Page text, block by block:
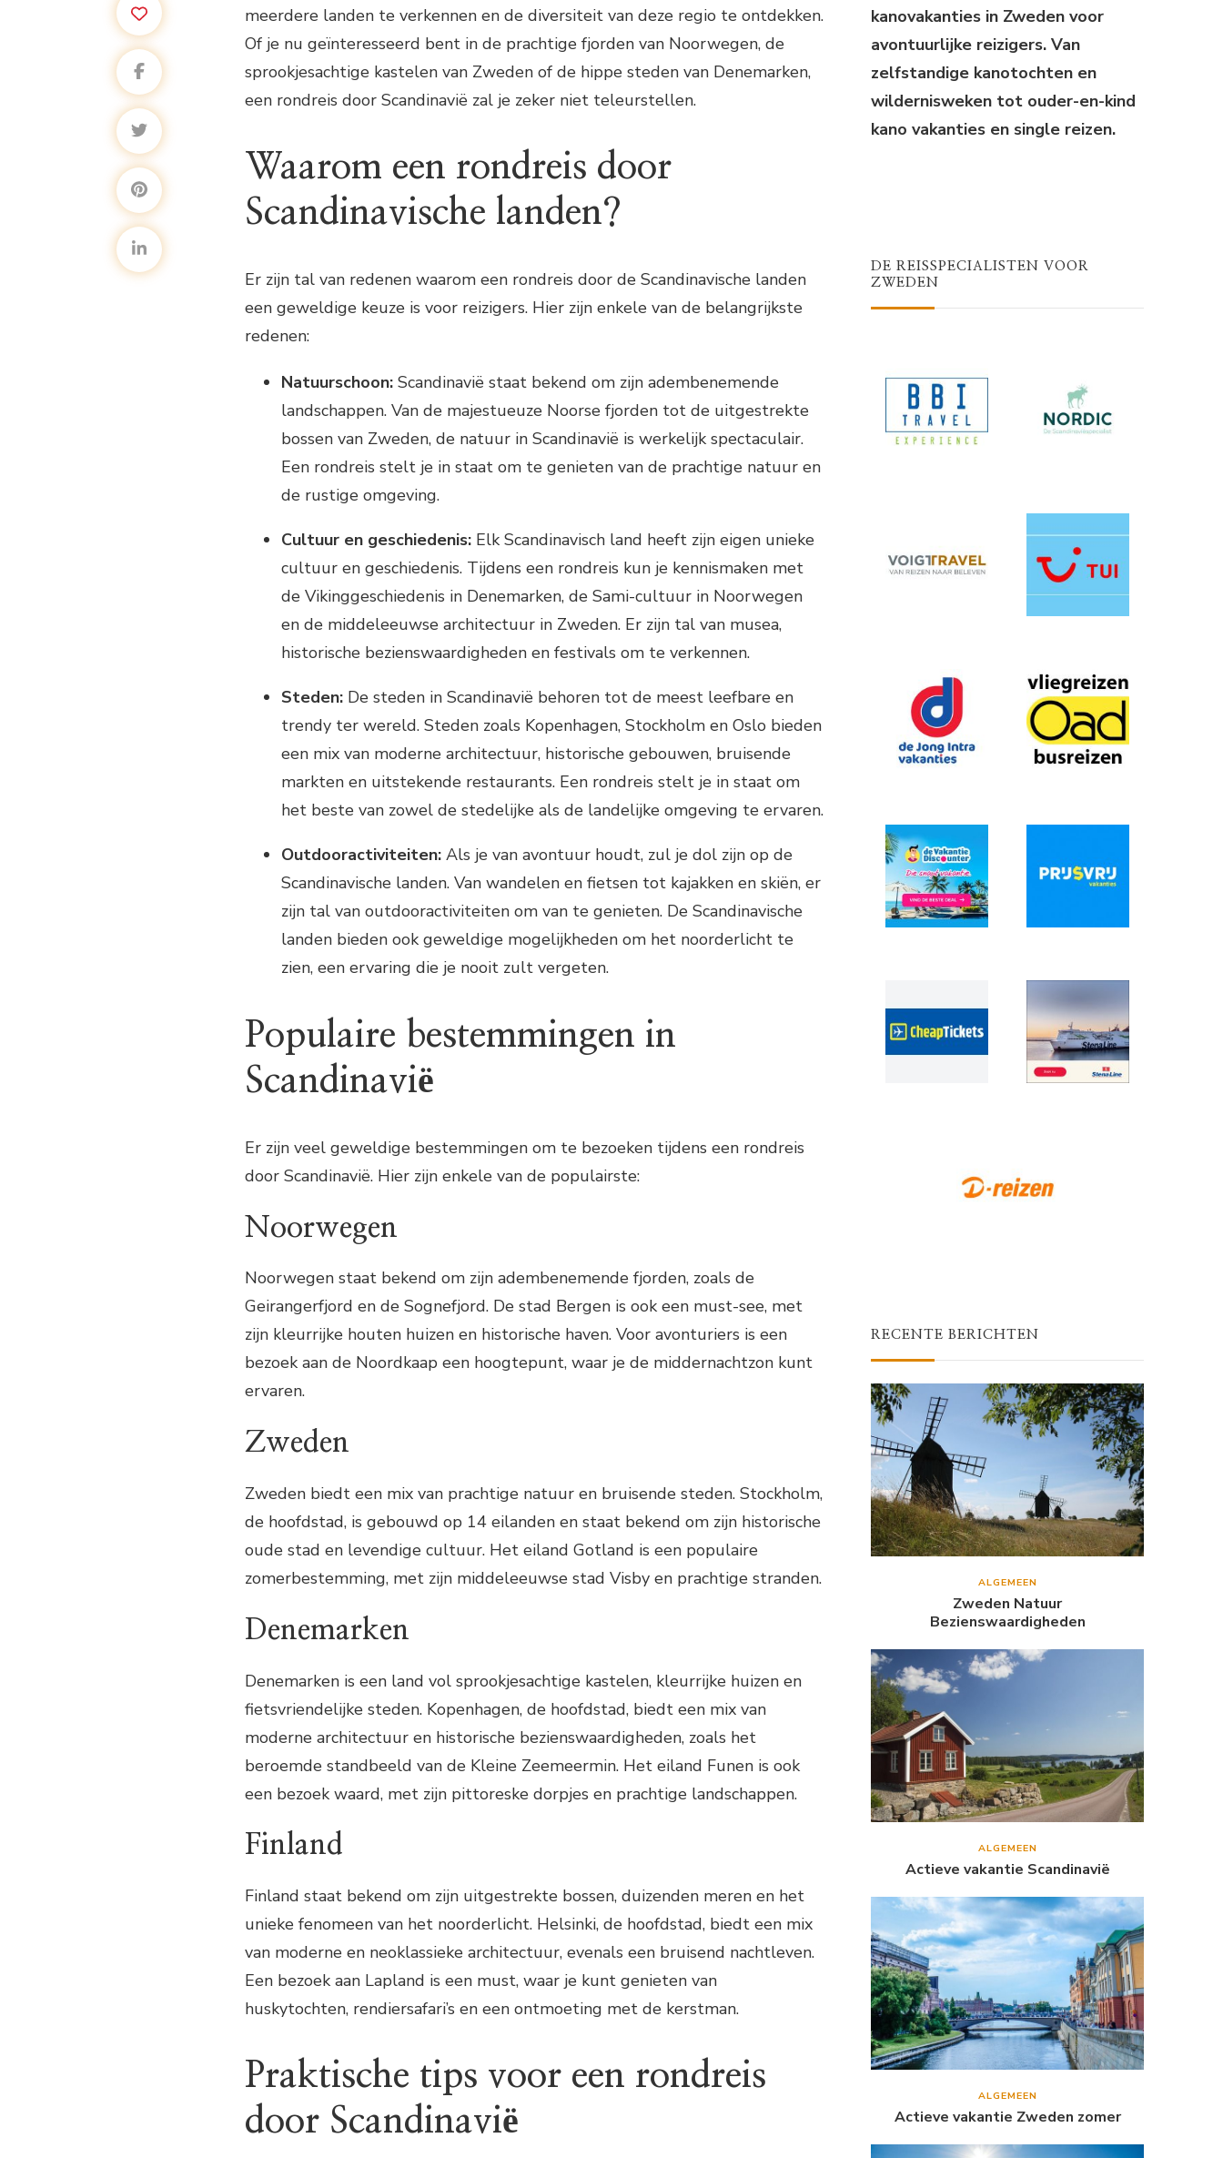
meerdere landen te verkennen en de diversiteit van deze regio te ontdekken.
Of je nu geïnteresseerd bent in de prachtige fjorden van Noorwegen, de
sprookjesachtige kastelen van Zweden of de hippe steden van Denemarken,
een rondreis door Scandinavië zal je zeker niet teleurstellen.
Waarom een rondreis door
Scandinavische landen?
Er zijn tal van redenen waarom een rondreis door de Scandinavische landen
een geweldige keuze is voor reizigers. Hier zijn enkele van de belangrijkste
redenen:
Natuurschoon: Scandinavië staat bekend om zijn adembenemende
landschappen. Van de majestueuze Noorse fjorden tot de uitgestrekte
bossen van Zweden, de natuur in Scandinavië is werkelijk spectaculair.
Een rondreis stelt je in staat om te genieten van de prachtige natuur en
de rustige omgeving.
Cultuur en geschiedenis: Elk Scandinavisch land heeft zijn eigen unieke
cultuur en geschiedenis. Tijdens een rondreis kun je kennismaken met
de Vikinggeschiedenis in Denemarken, de Sami-cultuur in Noorwegen
en de middeleeuwse architectuur in Zweden. Er zijn tal van musea,
historische bezienswaardigheden en festivals om te verkennen.
Steden: De steden in Scandinavië behoren tot de meest leefbare en
trendy ter wereld. Steden zoals Kopenhagen, Stockholm en Oslo bieden
een mix van moderne architectuur, historische gebouwen, bruisende
markten en uitstekende restaurants. Een rondreis stelt je in staat om
het beste van zowel de stedelijke als de landelijke omgeving te ervaren.
Outdooractiviteiten: Als je van avontuur houdt, zul je dol zijn op de
Scandinavische landen. Van wandelen en fietsen tot kajakken en skiën, er
zijn tal van outdooractiviteiten om van te genieten. De Scandinavische
landen bieden ook geweldige mogelijkheden om het noorderlicht te
zien, een ervaring die je nooit zult vergeten.
Populaire bestemmingen in
Scandinavië
Er zijn veel geweldige bestemmingen om te bezoeken tijdens een rondreis
door Scandinavië. Hier zijn enkele van de populairste:
Noorwegen
Noorwegen staat bekend om zijn adembenemende fjorden, zoals de
Geirangerfjord en de Sognefjord. De stad Bergen is ook een must-see, met
zijn kleurrijke houten huizen en historische haven. Voor avonturiers is een
bezoek aan de Noordkaap een hoogtepunt, waar je de middernachtzon kunt
ervaren.
Zweden
Zweden biedt een mix van prachtige natuur en bruisende steden. Stockholm,
de hoofdstad, is gebouwd op 14 eilanden en staat bekend om zijn historische
oude stad en levendige cultuur. Het eiland Gotland is een populaire
zomerbestemming, met zijn middeleeuwse stad Visby en prachtige stranden.
Denemarken
Denemarken is een land vol sprookjesachtige kastelen, kleurrijke huizen en
fietsvriendelijke steden. Kopenhagen, de hoofdstad, biedt een mix van
moderne architectuur en historische bezienswaardigheden, zoals het
beroemde standbeeld van de Kleine Zeemeermin. Het eiland Funen is ook
een bezoek waard, met zijn pittoreske dorpjes en prachtige landschappen.
Finland
Finland staat bekend om zijn uitgestrekte bossen, duizenden meren en het
unieke fenomeen van het noorderlicht. Helsinki, de hoofdstad, biedt een mix
van moderne en neoklassieke architectuur, evenals een bruisend nachtleven.
Een bezoek aan Lapland is een must, waar je kunt genieten van
huskytochten, rendiersafari’s en een ontmoeting met de kerstman.
Praktische tips voor een rondreis
door Scandinavië
kanovakanties in Zweden voor
avontuurlijke reizigers. Van
zelfstandige kanotochten en
wildernisweken tot ouder-en-kind
kano vakanties en single reizen.
DE REISSPECIALISTEN VOOR
ZWEDEN
RECENTE BERICHTEN
ALGEMEEN
Zweden Natuur
Bezienswaardigheden
ALGEMEEN
Actieve vakantie Scandinavië
ALGEMEEN
Actieve vakantie Zweden zomer